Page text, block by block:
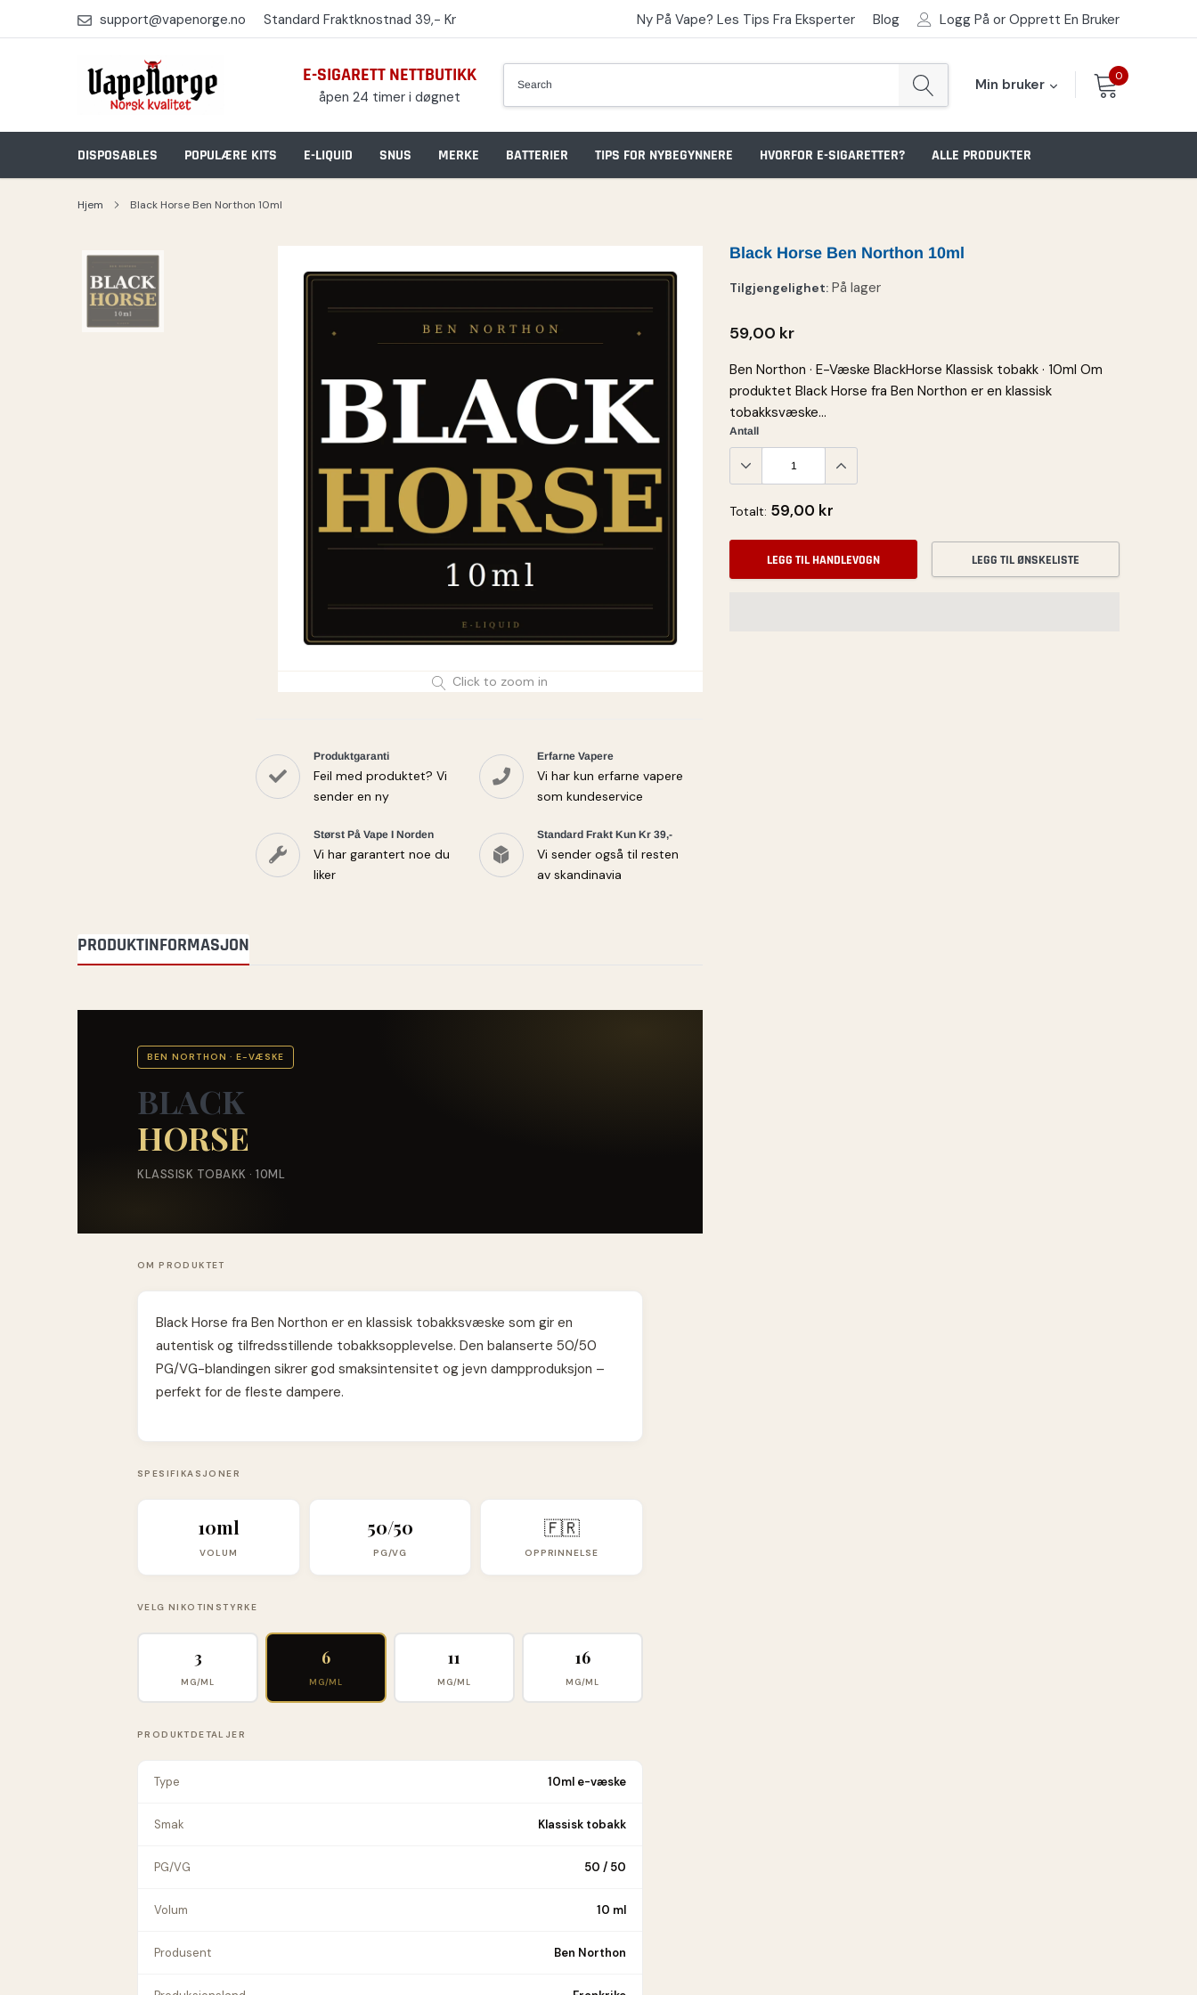
support@vapenorge.no Standard Fraktknostnad 39,- Kr Ny På Vape? Les Tips Fra Eksperter Blog Logg På or Opprett En Bruker
E-SIGARETT NETTBUTIKK
åpen 24 timer i døgnet
Min bruker 0
DISPOSABLES POPULÆRE KITS E-LIQUID SNUS MERKE BATTERIER TIPS FOR NYBEGYNNERE HVORFOR E-SIGARETTER? ALLE PRODUKTER
Hjem Black Horse Ben Northon 10ml
Click to zoom in
Produktgaranti
Feil med produktet? Vi
sender en ny
Erfarne Vapere
Vi har kun erfarne vapere
som kundeservice
Størst På Vape I Norden
Vi har garantert noe du
liker
Standard Frakt Kun Kr 39,-
Vi sender også til resten
av skandinavia
Black Horse Ben Northon 10ml
Tilgjengelighet: På lager
59,00 kr
Ben Northon · E-Væske BlackHorse Klassisk tobakk · 10ml Om
produktet Black Horse fra Ben Northon er en klassisk
tobakksvæske...
Antall
Totalt: 59,00 kr
LEGG TIL HANDLEVOGN LEGG TIL ØNSKELISTE
PRODUKTINFORMASJON
BEN NORTHON · E-VÆSKE
BLACK
HORSE
KLASSISK TOBAKK · 10ML
OM PRODUKTET
Black Horse fra Ben Northon er en klassisk tobakksvæske som gir en
autentisk og tilfredsstillende tobakksopplevelse. Den balanserte 50/50
PG/VG-blandingen sikrer god smaksintensitet og jevn dampproduksjon –
perfekt for de fleste dampere.
SPESIFIKASJONER
10ml
VOLUM
50/50
PG/VG
🇫🇷
OPPRINNELSE
VELG NIKOTINSTYRKE
3
MG/ML
6
MG/ML
11
MG/ML
16
MG/ML
PRODUKTDETALJER
Type 10ml e-væske
Smak Klassisk tobakk
PG/VG 50 / 50
Volum 10 ml
Produsent Ben Northon